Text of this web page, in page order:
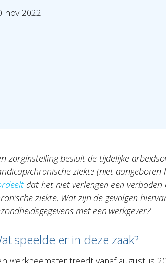
nov 2022
zorginstelling besluit de tijdelijke
chronische ziekte (niet aangeboren
dat het niet verlengen een
ziekte. Wat zijn de gevolgen
met een werkgever?
speelde er in deze zaak?
werkneemster treedt vanaf augustus